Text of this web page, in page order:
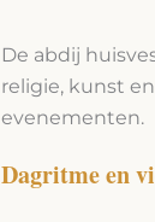
De abdij
religie, kunst
evenementen.
Dagritme en